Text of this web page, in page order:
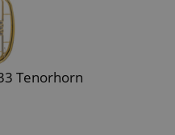
Tenorhorn